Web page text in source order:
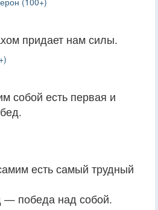
придает нам силы.
собой есть первая и
есть самый трудный
— победа над собой.